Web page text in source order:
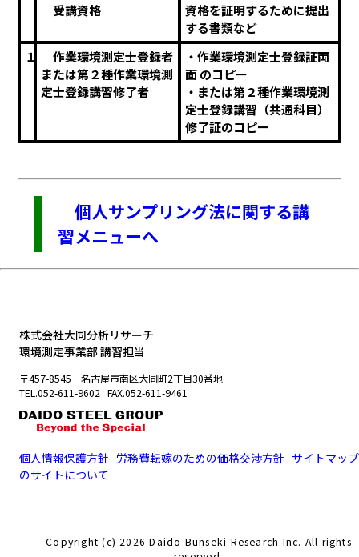
受講資格
資格を証明するために提出
する書類など
１
作業環境測定士登録者
または第２種作業環境測
定士登録講習修了者
・作業環境測定士登録証両
面 のコピー
・または第２種作業環境測
定士登録講習（共通科目）
修了証のコピー
個人サンプリング法に関する講
習メニューへ
株式会社大同分析リサーチ
環境測定事業部 講習担当
〒457-8545 名古屋市南区大同町2丁目30番地
TEL.052-611-9602 FAX.052-611-9461
個人情報保護方針 労務費転嫁のための価格交渉方針 サイトマップ
のサイトについて
Copyright (c) 2026 Daido Bunseki Research Inc. All rights